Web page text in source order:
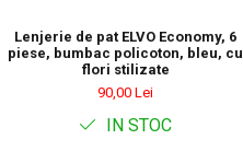
Lenjerie de pat ELVO Economy, 6
piese, bumbac policoton, bleu, cu
flori stilizate
90,00 Lei
IN STOC